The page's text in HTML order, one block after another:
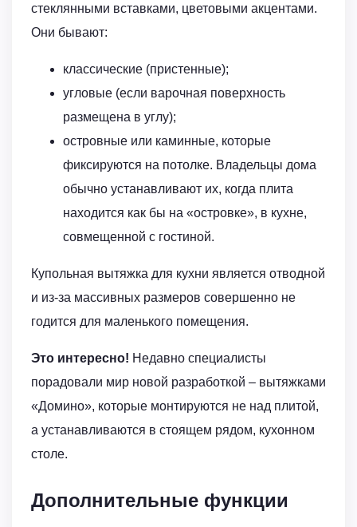
стеклянными вставками, цветовыми акцентами.
Они бывают:
классические (пристенные);
угловые (если варочная поверхность
размещена в углу);
островные или каминные, которые
фиксируются на потолке. Владельцы дома
обычно устанавливают их, когда плита
находится как бы на «островке», в кухне,
совмещенной с гостиной.
Купольная вытяжка для кухни является отводной
и из-за массивных размеров совершенно не
годится для маленького помещения.
Это интересно! Недавно специалисты
порадовали мир новой разработкой – вытяжками
«Домино», которые монтируются не над плитой,
а устанавливаются в стоящем рядом, кухонном
столе.
Дополнительные функции